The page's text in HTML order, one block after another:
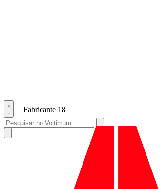
Fabricante 18